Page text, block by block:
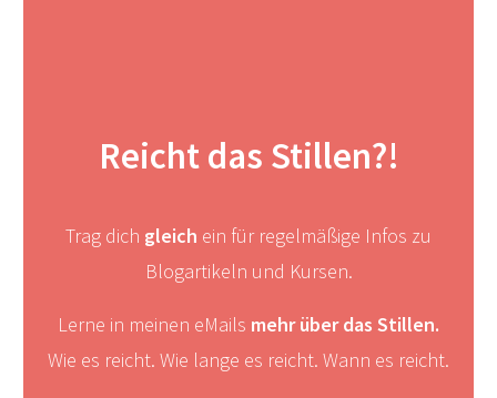
Reicht das Stillen?!
Trag dich gleich ein für regelmäßige Infos zu
Blogartikeln und Kursen.
Lerne in meinen eMails mehr über das Stillen.
Wie es reicht. Wie lange es reicht. Wann es reicht.